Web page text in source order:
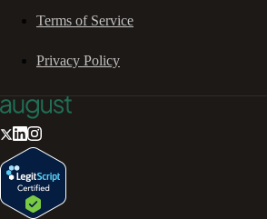
Terms of Service
Privacy Policy